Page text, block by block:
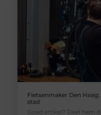
Fietsenmaker Den
stad
Goed artikel? Deel hem